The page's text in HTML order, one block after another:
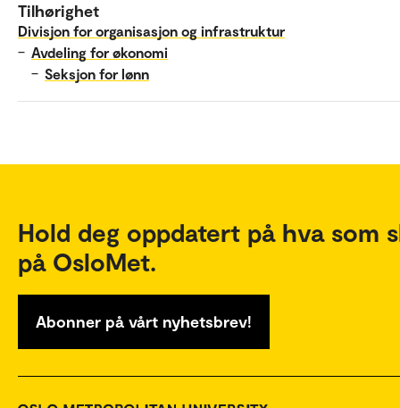
Tilhørighet
Divisjon for organisasjon og infrastruktur
– Avdeling for økonomi
– Seksjon for lønn
Hold deg oppdatert på hva som
på OsloMet.
Abonner på vårt nyhetsbrev!